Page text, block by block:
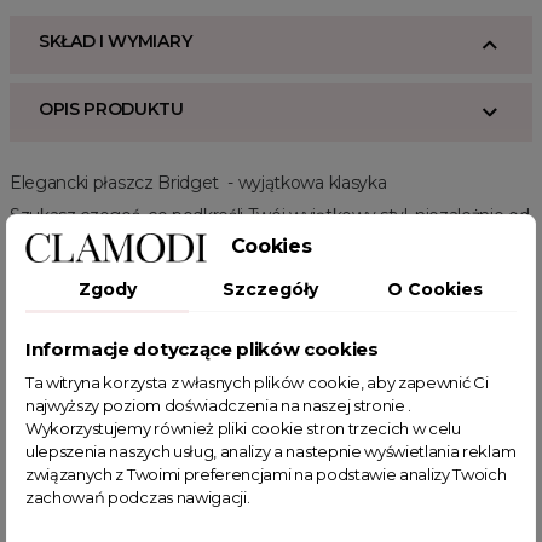
SKŁAD I WYMIARY
OPIS PRODUKTU
Elegancki płaszcz Bridget - wyjątkowa klasyka
Szukasz czegoś, co podkreśli Twój wyjątkowy styl, niezależnie od
okazji? Nasz elegancki dwurzędowy płaszcz Bridget w kolorze
czarnym jest idealnym wyborem. To niezwykle wszechstronny
płaszcz, który z pewnością stanie się nieodłącznym elementem
Detale, które dodają uroku
Nasz płaszcz Bridget czarny wyróżnia się szczególnymi
detalami. Srebrne guziki przy rękawach nadają mu delikatny,
stylowy akcent, podkreślając Twój wyjątkowy gust. Dodatkowo,
płaszcz posiada imitację kieszeni, co nadaje mu nieco
swobodnego charakteru, zachowując jednocześnie elegancję.
Cookies
Zgody Szczegóły O Cookies
Informacje dotyczące plików cookies
Ta witryna korzysta z własnych plików cookie, aby zapewnić Ci
najwyższy poziom doświadczenia na naszej stronie .
Wykorzystujemy również pliki cookie stron trzecich w celu
ulepszenia naszych usług, analizy a nastepnie wyświetlania reklam
związanych z Twoimi preferencjami na podstawie analizy Twoich
zachowań podczas nawigacji.